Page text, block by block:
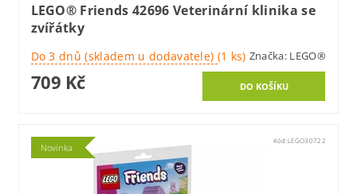
LEGO® Friends 42696 Veterinární klinika se
zvířátky
Do 3 dnů (skladem u dodavatele) (1 ks) Značka: LEGO®
709 Kč
Novinka
Kód:LEGO30722